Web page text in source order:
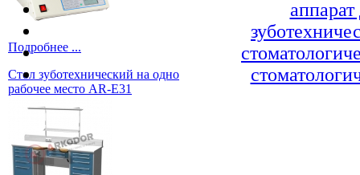
Подробнее ...
Стол зуботехнический на одно
рабочее место AR-E31